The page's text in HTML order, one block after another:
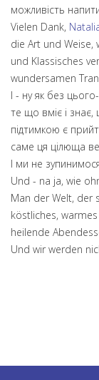
можливість
Vielen Dank,
die Art und Weise,
und Klassisches
wundersamen
І - ну як без
те що вміє і
підтимкою є
саме ця цілюща
І ми не
Und - na ja, wie
Man der Welt, der
köstliches,
heilende
Und wir werden